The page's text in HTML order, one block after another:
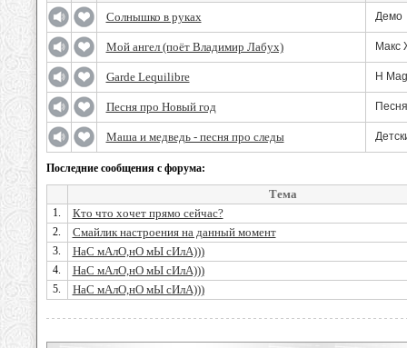
Солнышко в руках
Демо
Мой ангел (поёт Владимир Лабух) Макс
Garde Lequilibre H
Песня про Новый год
Маша и медведь - песня про следы
Последние сообщения с форума:
Тема
1. Кто что хочет прямо сейчас?
2. Смайлик настроения на данный момент
3. НаС мАлО,нО мЫ сИлА)))
4. НаС мАлО,нО мЫ сИлА)))
5. НаС мАлО,нО мЫ сИлА)))